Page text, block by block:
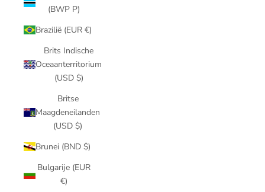
(BWP P)
Brazilië (EUR €)
Brits Indische
Oceaanterritorium
(USD $)
Britse
Maagdeneilanden
(USD $)
Brunei (BND $)
Bulgarije (EUR
€)